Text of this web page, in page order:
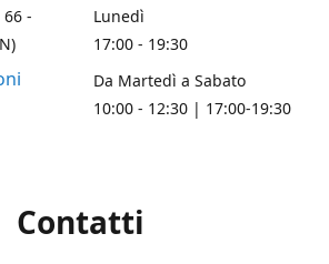
-
Lunedì
17:00 - 19:30
Da Martedì a Sabato
10:00 - 12:30 | 17:00-19:30
Contatti